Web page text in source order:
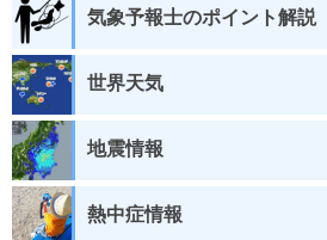
気象予報士のポイント解説
世界天気
地震情報
熱中症情報